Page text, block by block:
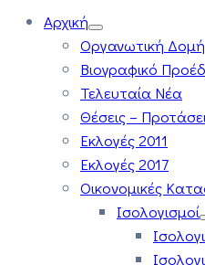
Αρχική
Οργανωτική Δομή
Βιογραφικό
Τελευταία Νέα
Θέσεις –
Εκλογές 2011
Εκλογές 2017
Οικονομικές
Ισολογισμοί